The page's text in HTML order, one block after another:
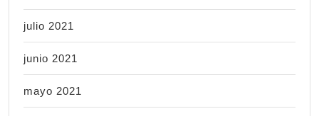
julio 2021
junio 2021
mayo 2021